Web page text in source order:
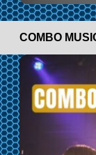
COMBO